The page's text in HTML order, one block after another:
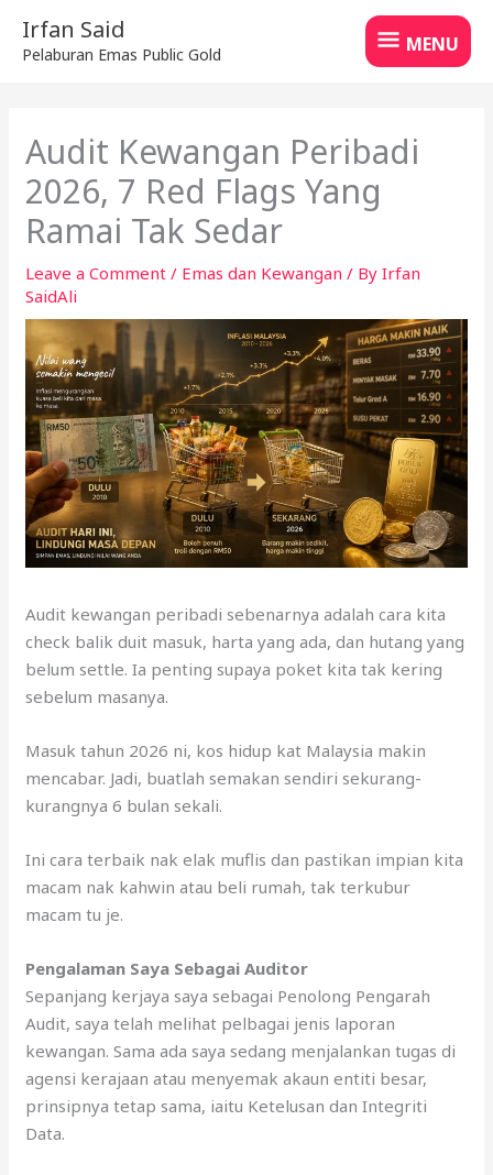
content
Irfan Said
Pelaburan Emas Public Gold
MENU
MENU
Audit Kewangan Peribadi
2026, 7 Red Flags Yang
Ramai Tak Sedar
Leave a Comment / Emas dan Kewangan / ByIrfan
SaidAli
Audit kewangan peribadi sebenarnya adalah cara kita
check balik duit masuk, harta yang ada, dan hutang yang
belum settle. Ia penting supaya poket kita tak kering
sebelum masanya.
Masuk tahun 2026 ni, kos hidup kat Malaysia makin
mencabar. Jadi, buatlah semakan sendiri sekurang-
kurangnya 6 bulan sekali.
Ini cara terbaik nak elak muflis dan pastikan impian kita
macam nak kahwin atau beli rumah, tak terkubur
macam tu je.
Pengalaman Saya Sebagai Auditor
Sepanjang kerjaya saya sebagai Penolong Pengarah
Audit, saya telah melihat pelbagai jenis laporan
kewangan. Sama ada saya sedang menjalankan tugas di
agensi kerajaan atau menyemak akaun entiti besar,
prinsipnya tetap sama, iaitu Ketelusan dan Integriti
Data.